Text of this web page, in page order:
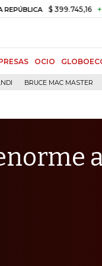
$ 399.745,16 +$ 2.295,71
OCIO
BRUCE MAC MASTER